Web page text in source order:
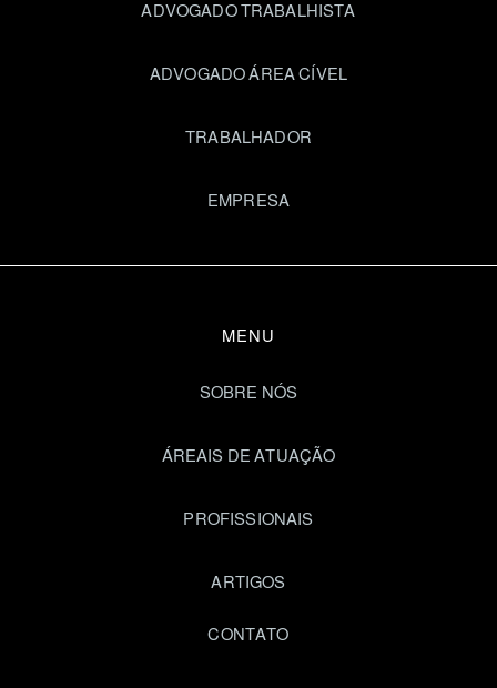
ADVOGADO TRABALHISTA
ADVOGADO ÁREA CÍVEL
TRABALHADOR
EMPRESA
MENU
SOBRE NÓS
ÁREAIS DE ATUAÇÃO
PROFISSIONAIS
ARTIGOS
CONTATO